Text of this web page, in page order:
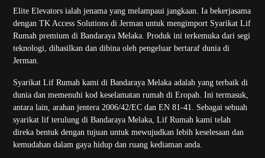
Elite Elevators ialah jenama yang melampaui jangkaan. Ia bekerjasama
dengan TK Access Solutions di Jerman untuk mengimport Syarikat Lif
Rumah premium di Bandaraya Melaka. Produk ini terkemuka dari segi
teknologi, dihasilkan dan dibina oleh pengeluar bertaraf dunia di
Jerman.
Syarikat Lif Rumah kami di Bandaraya Melaka adalah yang terbaik di
dunia dan memenuhi kod keselamatan rumah di Eropah. Ini termasuk,
antara lain, arahan jentera 2006/42/EC dan EN 81-41. Sebagai sebuah
syarikat lif terulung di Bandaraya Melaka, Lif Rumah kami telah
direka bentuk dengan tujuan untuk mewujudkan lebih keselesaan dan
kemudahan dalam gaya hidup dan ruang kediaman anda.